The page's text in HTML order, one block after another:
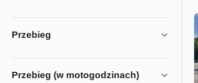
Przebieg
Przebieg (w motogodzinach)